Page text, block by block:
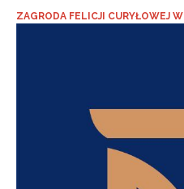
ZAGRODA FELICJI CURYŁOWEJ